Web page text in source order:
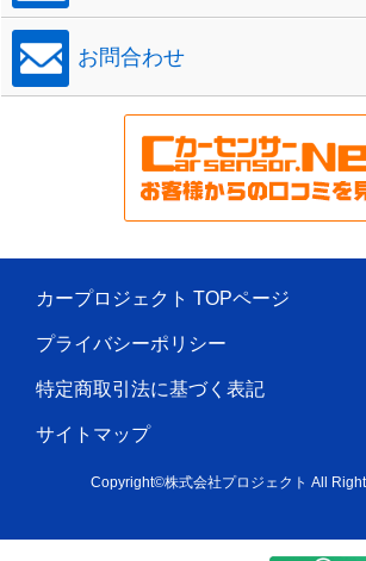
お問合わせ
カープロジェクト TOPページ
プライバシーポリシー
特定商取引法に基づく表記
サイトマップ
Copyright©株式会社プロジェクト All